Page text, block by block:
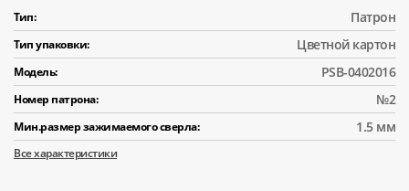
Тип: Патрон
Тип упаковки: Цветной картон
Модель: PSB-0402016
Номер патрона: №2
Мин.размер зажимаемого сверла: 1.5 мм
Все характеристики